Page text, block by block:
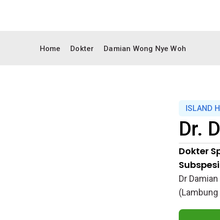
Home Dokter Damian Wong Nye Woh
ISLAND
Dr.
Dokter
Dr